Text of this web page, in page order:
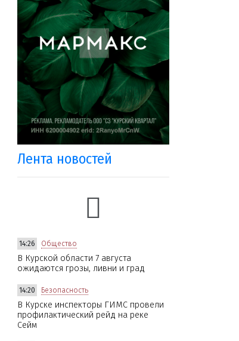
Лента новостей
14:26 Общество
В Курской области 7 августа
ожидаются грозы, ливни и град
14:20 Безопасность
В Курске инспекторы ГИМС провели
профилактический рейд на реке
Сейм